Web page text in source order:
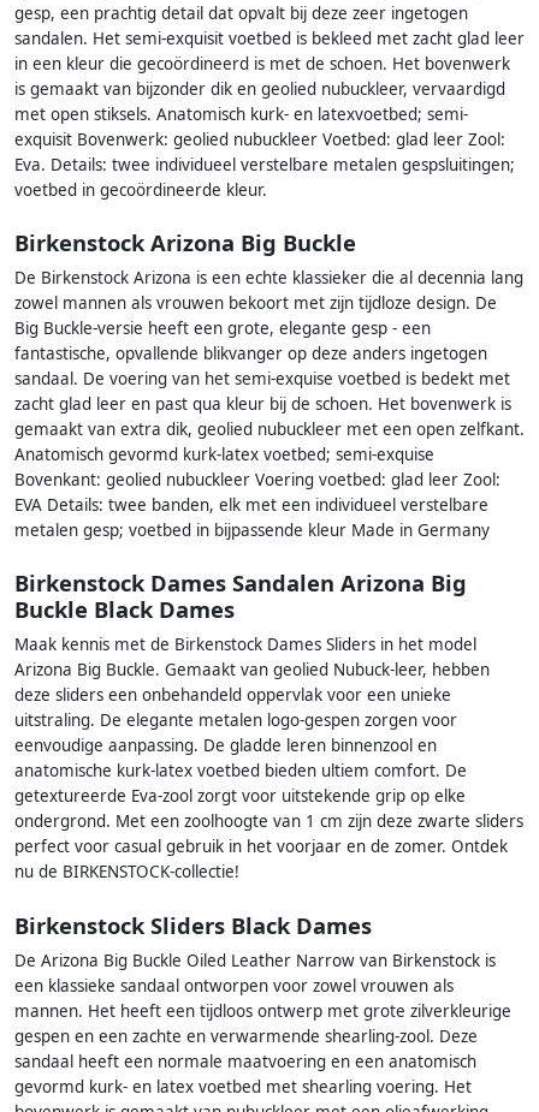
gesp, een prachtig detail dat opvalt bij deze zeer ingetogen
sandalen. Het semi-exquisit voetbed is bekleed met zacht glad leer
in een kleur die gecoördineerd is met de schoen. Het bovenwerk
is gemaakt van bijzonder dik en geolied nubuckleer, vervaardigd
met open stiksels. Anatomisch kurk- en latexvoetbed; semi-
exquisit Bovenwerk: geolied nubuckleer Voetbed: glad leer Zool:
Eva. Details: twee individueel verstelbare metalen gespsluitingen;
voetbed in gecoördineerde kleur.
Birkenstock Arizona Big Buckle
De Birkenstock Arizona is een echte klassieker die al decennia lang
zowel mannen als vrouwen bekoort met zijn tijdloze design. De
Big Buckle-versie heeft een grote, elegante gesp - een
fantastische, opvallende blikvanger op deze anders ingetogen
sandaal. De voering van het semi-exquise voetbed is bedekt met
zacht glad leer en past qua kleur bij de schoen. Het bovenwerk is
gemaakt van extra dik, geolied nubuckleer met een open zelfkant.
Anatomisch gevormd kurk-latex voetbed; semi-exquise
Bovenkant: geolied nubuckleer Voering voetbed: glad leer Zool:
EVA Details: twee banden, elk met een individueel verstelbare
metalen gesp; voetbed in bijpassende kleur Made in Germany
Birkenstock Dames Sandalen Arizona Big
Buckle Black Dames
Maak kennis met de Birkenstock Dames Sliders in het model
Arizona Big Buckle. Gemaakt van geolied Nubuck-leer, hebben
deze sliders een onbehandeld oppervlak voor een unieke
uitstraling. De elegante metalen logo-gespen zorgen voor
eenvoudige aanpassing. De gladde leren binnenzool en
anatomische kurk-latex voetbed bieden ultiem comfort. De
getextureerde Eva-zool zorgt voor uitstekende grip op elke
ondergrond. Met een zoolhoogte van 1 cm zijn deze zwarte sliders
perfect voor casual gebruik in het voorjaar en de zomer. Ontdek
nu de BIRKENSTOCK-collectie!
Birkenstock Sliders Black Dames
De Arizona Big Buckle Oiled Leather Narrow van Birkenstock is
een klassieke sandaal ontworpen voor zowel vrouwen als
mannen. Het heeft een tijdloos ontwerp met grote zilverkleurige
gespen en een zachte en verwarmende shearling-zool. Deze
sandaal heeft een normale maatvoering en een anatomisch
gevormd kurk- en latex voetbed met shearling voering. Het